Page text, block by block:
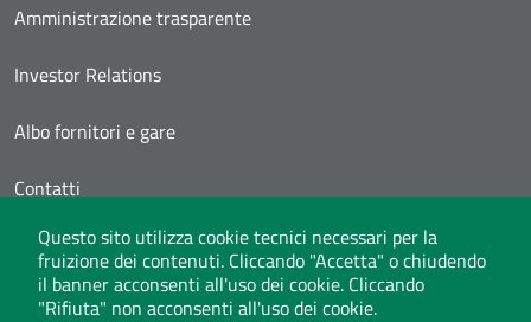
Questo sito utilizza cookie tecnici necessari per la
fruizione dei contenuti. Cliccando "Accetta" o chiudendo
il banner acconsenti all'uso dei cookie. Cliccando
"Rifiuta" non acconsenti all'uso dei cookie.
Amministrazione trasparente
Investor Relations
Albo fornitori e gare
Contatti
Area Personale